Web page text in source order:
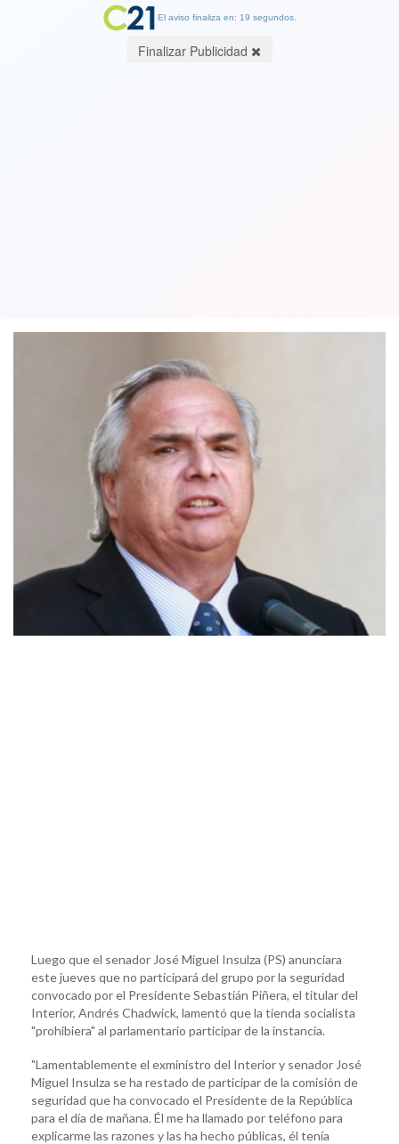
Luego que el senador José Miguel Insulza (PS) anunciara
este jueves que no participará del grupo por la seguridad
convocado por el Presidente Sebastián Piñera, el titular del
Interior, Andrés Chadwick, lamentó que la tienda socialista
"prohibiera" al parlamentario participar de la instancia.
"Lamentablemente el exministro del Interior y senador José
Miguel Insulza se ha restado de participar de la comisión de
seguridad que ha convocado el Presidente de la República
para el día de mañana. Él me ha llamado por teléfono para
explicarme las razones y las ha hecho públicas, él tenía
El aviso finaliza en: 19 segundos.
Finalizar Publicidad